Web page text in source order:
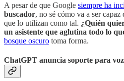
A pesar de que Google siempre ha
buscador, no sé cómo va a ser
que lo utilizan como tal. ¿Quién
un asistente que aglutina todo lo
bosque oscuro toma forma.
ChatGPT anuncia soporte para